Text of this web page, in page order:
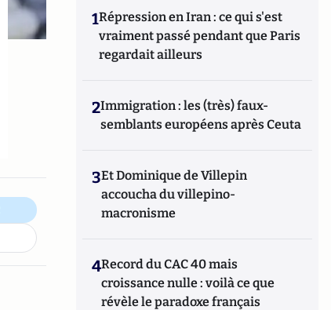
1Répression en Iran : ce qui s'est
vraiment passé pendant que Paris
regardait ailleurs
2Immigration : les (très) faux-
semblants européens après Ceuta
3Et Dominique de Villepin
accoucha du villepino-
macronisme
4Record du CAC 40 mais
croissance nulle : voilà ce que
révèle le paradoxe français